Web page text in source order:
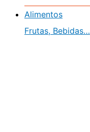
Alimentos
Frutas, Bebidas…